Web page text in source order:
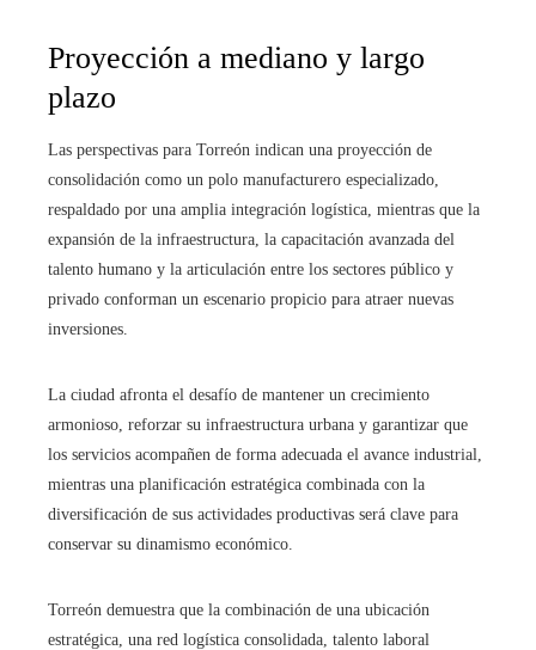
Proyección a mediano y largo
plazo
Las perspectivas para Torreón indican una proyección de
consolidación como un polo manufacturero especializado,
respaldado por una amplia integración logística, mientras que la
expansión de la infraestructura, la capacitación avanzada del
talento humano y la articulación entre los sectores público y
privado conforman un escenario propicio para atraer nuevas
inversiones.
La ciudad afronta el desafío de mantener un crecimiento
armonioso, reforzar su infraestructura urbana y garantizar que
los servicios acompañen de forma adecuada el avance industrial,
mientras una planificación estratégica combinada con la
diversificación de sus actividades productivas será clave para
conservar su dinamismo económico.
Torreón demuestra que la combinación de una ubicación
estratégica, una red logística consolidada, talento laboral